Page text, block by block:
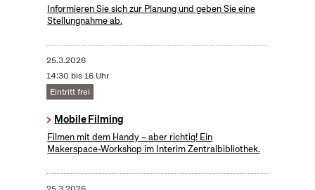
Informieren Sie sich zur Planung und geben Sie eine
Stellungnahme ab.
25.3.2026
14:30 bis 16 Uhr
Eintritt frei
Mobile Filming
Filmen mit dem Handy – aber richtig! Ein
Makerspace-Workshop im Interim Zentralbibliothek.